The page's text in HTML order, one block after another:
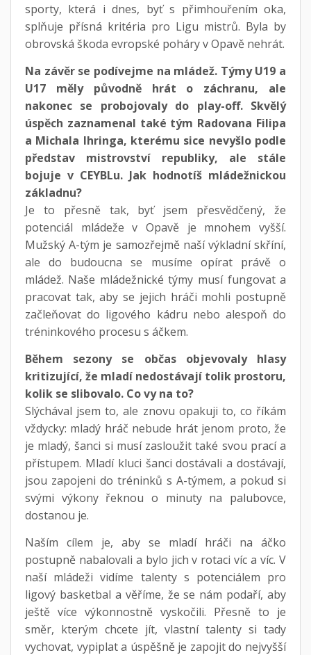
sporty, která i dnes, byť s přimhouřením oka,
splňuje přísná kritéria pro Ligu mistrů. Byla by
obrovská škoda evropské poháry v Opavě nehrát.
Na závěr se podívejme na mládež. Týmy U19 a
U17 měly původně hrát o záchranu, ale
nakonec se probojovaly do play-off. Skvělý
úspěch zaznamenal také tým Radovana Filipa
a Michala Ihringa, kterému sice nevyšlo podle
představ mistrovství republiky, ale stále
bojuje v CEYBLu. Jak hodnotíš mládežnickou
základnu?
Je to přesně tak, byť jsem přesvědčený, že
potenciál mládeže v Opavě je mnohem vyšší.
Mužský A-tým je samozřejmě naší výkladní skříní,
ale do budoucna se musíme opírat právě o
mládež. Naše mládežnické týmy musí fungovat a
pracovat tak, aby se jejich hráči mohli postupně
začleňovat do ligového kádru nebo alespoň do
tréninkového procesu s áčkem.
Během sezony se občas objevovaly hlasy
kritizující, že mladí nedostávají tolik prostoru,
kolik se slibovalo. Co vy na to?
Slýchával jsem to, ale znovu opakuji to, co říkám
vždycky: mladý hráč nebude hrát jenom proto, že
je mladý, šanci si musí zasloužit také svou prací a
přístupem. Mladí kluci šanci dostávali a dostávají,
jsou zapojeni do tréninků s A-týmem, a pokud si
svými výkony řeknou o minuty na palubovce,
dostanou je.
Naším cílem je, aby se mladí hráči na áčko
postupně nabalovali a bylo jich v rotaci víc a víc. V
naší mládeži vidíme talenty s potenciálem pro
ligový basketbal a věříme, že se nám podaří, aby
ještě více výkonnostně vyskočili. Přesně to je
směr, kterým chcete jít, vlastní talenty si tady
vychovat, vypiplat a úspěšně je zapojit do nejvyšší